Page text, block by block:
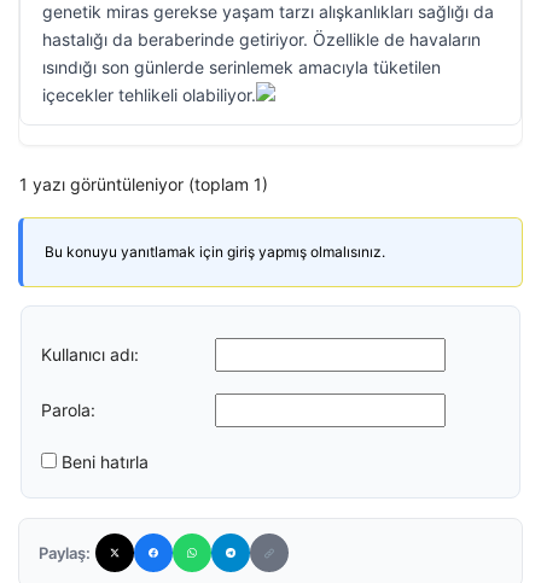
genetik miras gerekse yaşam tarzı alışkanlıkları sağlığı da
hastalığı da beraberinde getiriyor. Özellikle de havaların
ısındığı son günlerde serinlemek amacıyla tüketilen
içecekler tehlikeli olabiliyor.
1 yazı görüntüleniyor (toplam 1)
Bu konuyu yanıtlamak için giriş yapmış olmalısınız.
Kullanıcı adı:
Parola:
Beni hatırla
Paylaş: